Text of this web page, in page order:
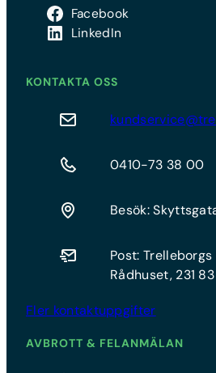
Facebook
LinkedIn
KONTAKTA OSS
0410-73 38 00
Besök:
Post: Trelleborgs
Rådhuset, 231
Fler kontaktuppgifter
AVBROTT & FELANMÄLAN